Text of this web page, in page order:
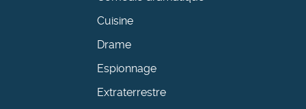
Cuisine
Drame
Espionnage
Extraterrestre